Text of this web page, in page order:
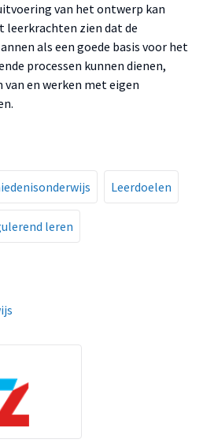
van het ontwerp kan
leerkrachten zien dat de
als een goede basis voor het
processen kunnen dienen,
en werken met eigen
Leerdoelen
leren